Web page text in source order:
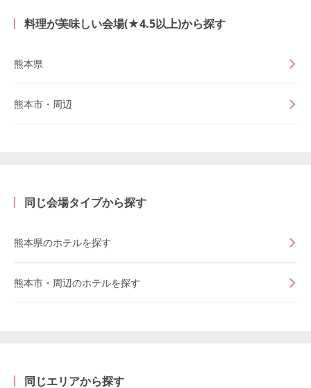
料理が美味しい会場(★4.5以上)から探す
熊本県
熊本市・周辺
同じ会場タイプから探す
熊本県のホテルを探す
熊本市・周辺のホテルを探す
同じエリアから探す